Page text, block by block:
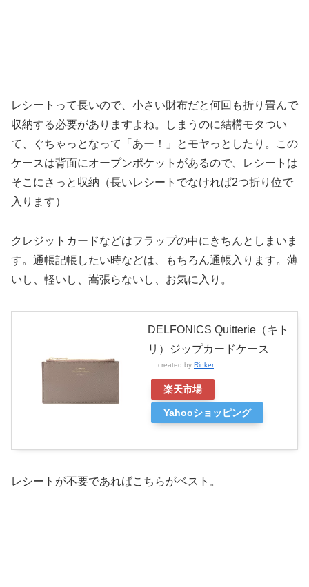
レシートって長いので、小さい財布だと何回も折り畳んで
収納する必要がありますよね。しまうのに結構モタつい
て、ぐちゃっとなって「あー！」とモヤっとしたり。この
ケースは背面にオープンポケットがあるので、レシートは
そこにさっと収納（長いレシートでなければ2つ折り位で
入ります）
クレジットカードなどはフラップの中にきちんとしまいま
す。通帳記帳したい時などは、もちろん通帳入ります。薄
いし、軽いし、嵩張らないし、お気に入り。
DELFONICS Quitterie（キト
リ）ジップカードケース
created by Rinker
楽天市場
Yahooショッピング
レシートが不要であればこちらがベスト。